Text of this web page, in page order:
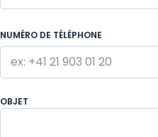
NUMÉRO DE TÉLÉPHONE
OBJET